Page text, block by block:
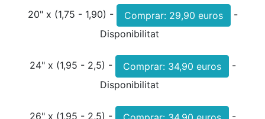
20" x (1,75 - 1,90) -
-
Disponibilitat
24" x (1,95 - 2,5) -
-
Disponibilitat
26" x (1,95 - 2,5) -
-